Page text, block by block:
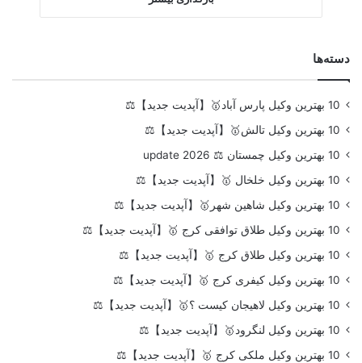
دسته‌ها
10 بهترین وکیل پارس آباد🥇【آپدیت جدید】⚖️
10 بهترین وکیل تالش🥇【آپدیت جدید】⚖️
10 بهترین وکیل چمستان ⚖️ update 2026
10 بهترین وکیل خلخال 🥇【آپدیت جدید】⚖️
10 بهترین وکیل شاهین شهر🥇【آپدیت جدید】⚖️
10 بهترین وکیل طلاق توافقی کرج 🥇【آپدیت جدید】⚖️
10 بهترین وکیل طلاق کرج 🥇【آپدیت جدید】⚖️
10 بهترین وکیل کیفری کرج 🥇【آپدیت جدید】⚖️
10 بهترین وکیل لاهیجان کیست ؟🥇【آپدیت جدید】⚖️
10 بهترین وکیل لنگرود🥇【آپدیت جدید】⚖️
10 بهترین وکیل ملکی کرج 🥇【آپدیت جدید】⚖️